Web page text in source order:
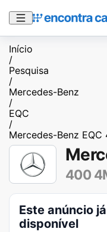
Início
/
Pesquisa
/
Mercedes-Benz
/
EQC
/
Mercedes-Benz
400
Este anúncio
disponível